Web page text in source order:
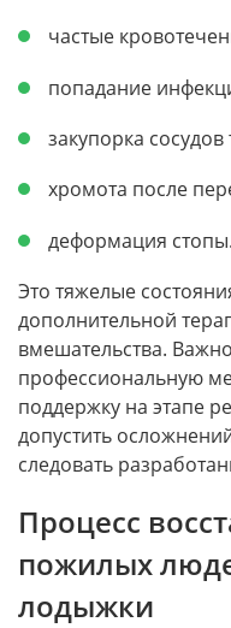
частые
попадание
закупорка
хромота после
деформация стопы.
Это тяжелые
дополнительной
вмешательства.
профессиональную
поддержку на этапе
допустить
следовать
Процесс
пожилых
лодыжки